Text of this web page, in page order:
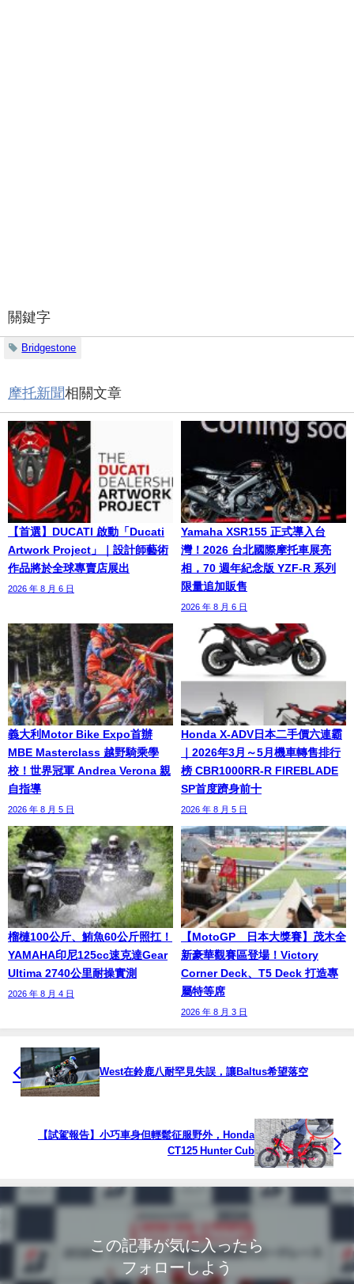
關鍵字
Bridgestone
摩托新聞相關文章
【首選】DUCATI 啟動「Ducati
Artwork Project」｜設計師藝術
作品將於全球專賣店展出
2026 年 8 月 6 日
Yamaha XSR155 正式導入台
灣！2026 台北國際摩托車展亮
相，70 週年紀念版 YZF-R 系列
限量追加販售
2026 年 8 月 6 日
義大利Motor Bike Expo首辦
MBE Masterclass 越野騎乘學
校！世界冠軍 Andrea Verona 親
自指導
2026 年 8 月 5 日
Honda X-ADV日本二手價六連霸
｜2026年3月～5月機車轉售排行
榜 CBR1000RR-R FIREBLADE
SP首度躋身前十
2026 年 8 月 5 日
榴槤100公斤、鮪魚60公斤照扛！
YAMAHA印尼125cc速克達Gear
Ultima 2740公里耐操實測
2026 年 8 月 4 日
【MotoGP™日本大獎賽】茂木全
新豪華觀賽區登場！Victory
Corner Deck、T5 Deck 打造專
屬特等席
2026 年 8 月 3 日
West在鈴鹿八耐罕見失誤，讓Baltus希望落空
【試駕報告】小巧車身但輕鬆征服野外，Honda
CT125 Hunter Cub
この記事が気に入ったら
フォローしよう